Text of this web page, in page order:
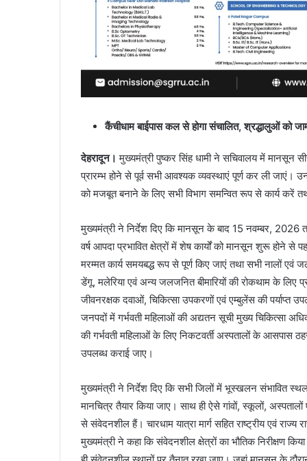
कैंचीधाम बाईपास कल से होगा संचालित, श्रद्धालुओं को
देहरादून।मुख्यमंत्री पुष्कर सिंह धामी ने सचिवालय में मानसून
प्रारम्भ होने से पूर्व सभी आवश्यक व्यवस्थाएं पूर्ण कर ली
को मजबूत बनाने के लिए सभी विभाग समन्वित रूप से कार्य करें
मुख्यमंत्री ने निर्देश दिए कि मानसून के बाद 15 नवम्बर,
वर्ष आपदा प्रभावित क्षेत्रों में शेष कार्यों को मानसून शुरू होने
मरम्मत कार्य समयबद्ध रूप से पूर्ण किए जाएं तथा सभी नालों एवं
डेंगू, मलेरिया एवं अन्य जलजनित बीमारियों की रोकथाम के लिए
जीवनरक्षक दवाओं, चिकित्सा उपकरणों एवं एम्बुलेंस की पर्याप्त
जनपदों में गर्भवती महिलाओं की अद्यतन सूची मुख्य चिकित्सा
की गर्भवती महिलाओं के लिए निकटवर्ती अस्पतालों के आसपास
उपलब्ध कराई जाए।
मुख्यमंत्री ने निर्देश दिए कि सभी जिलों में भूस्खलन संभावित
मानचित्र तैयार किया जाए। साथ ही ऐसे गांवों, स्कूलों,
से संवेदनशील हैं। चारधाम यात्रा मार्ग सहित राष्ट्रीय एवं
मुख्यमंत्री ने कहा कि संवेदनशील क्षेत्रों का भौतिक निरीक्षण